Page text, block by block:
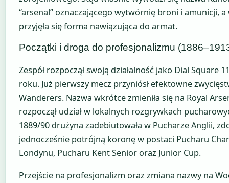
“arsenal” oznaczającego wytwórnię broni i amunicji,
przyjęła się forma nawiązująca do armat.
Początki i droga do profesjonalizmu
Zespół rozpoczął swoją działalność jako Dial Square
roku. Już pierwszy mecz przyniósł efektowne
Wanderers. Nazwa wkrótce zmieniła się na Royal
rozpoczął udział w lokalnych rozgrywkach
1889/90 drużyna zadebiutowała w Pucharze Anglii,
jednocześnie potrójną koronę w postaci Pucharu
Londynu, Pucharu Kent Senior oraz Junior Cup.
Przejście na profesjonalizm oraz zmiana nazwy na